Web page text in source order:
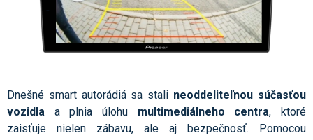
Dnešné smart autorádiá sa stali neoddeliteľnou súčasťou
vozidla a plnia úlohu multimediálneho centra, ktoré
zaisťuje nielen zábavu, ale aj bezpečnosť. Pomocou